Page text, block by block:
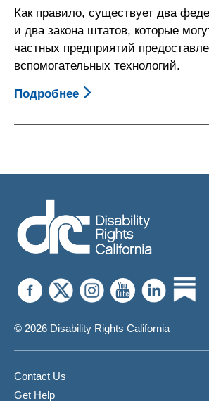
Связанных
С
Нарушением
Здоровья
Impairment
Как правило, существует два
и два закона штатов, которые
частных предприятий
вспомогательных технологий.
Подробнее О
Обязать
Технологии
© 2026 Disability Rights California
Contact Us
Get Help